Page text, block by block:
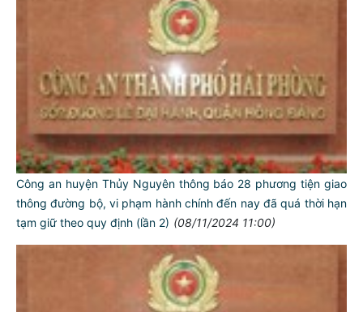
Công an huyện Thủy Nguyên thông báo 28 phương tiện giao
thông đường bộ, vi phạm hành chính đến nay đã quá thời hạn
tạm giữ theo quy định (lần 2) (08/11/2024 11:00)